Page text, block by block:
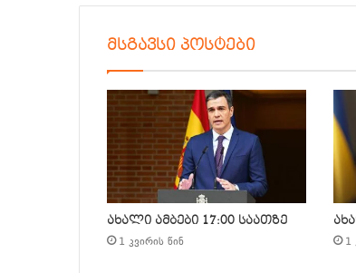
მსგავსი პოსტები
ახალი ამბები 17:00 საათზე
1 კვირის წინ 1